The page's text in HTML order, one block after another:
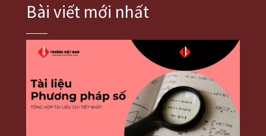
Bài viết mới nhất